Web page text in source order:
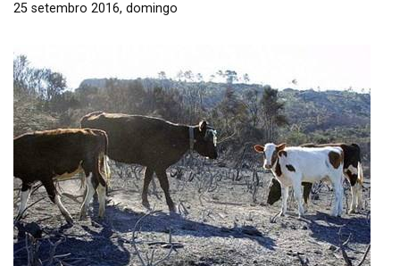
25 setembro 2016, domingo